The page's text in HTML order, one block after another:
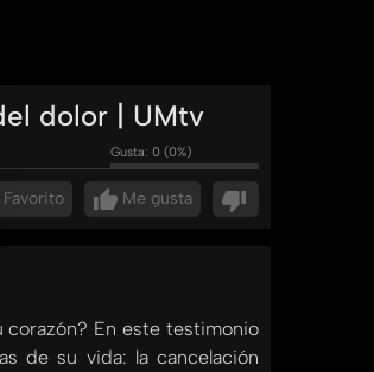
dolor | UMtv
Gusta: 0 (0%)
Me gusta
Favorito
corazón? En este testimonio
de su vida: la cancelación